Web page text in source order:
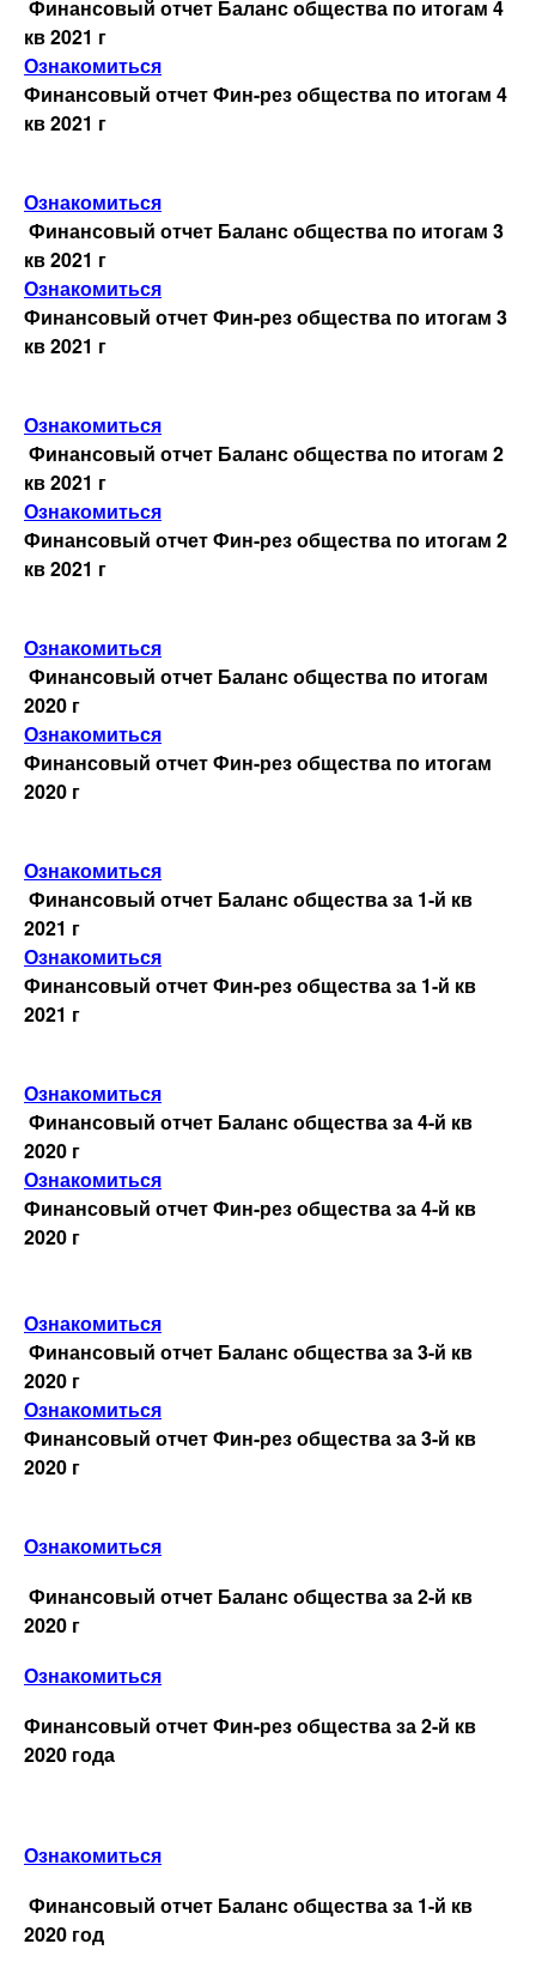
Финансовый отчет Баланс общества по итогам 4
кв 2021 г
Ознакомиться
Финансовый отчет Фин-рез общества по итогам 4
кв 2021 г
Ознакомиться
Финансовый отчет Баланс общества по итогам 3
кв 2021 г
Ознакомиться
Финансовый отчет Фин-рез общества по итогам 3
кв 2021 г
Ознакомиться
Финансовый отчет Баланс общества по итогам 2
кв 2021 г
Ознакомиться
Финансовый отчет Фин-рез общества по итогам 2
кв 2021 г
Ознакомиться
Финансовый отчет Баланс общества по итогам
2020 г
Ознакомиться
Финансовый отчет Фин-рез общества по итогам
2020 г
Ознакомиться
Финансовый отчет Баланс общества за 1-й кв
2021 г
Ознакомиться
Финансовый отчет Фин-рез общества за 1-й кв
2021 г
Ознакомиться
Финансовый отчет Баланс общества за 4-й кв
2020 г
Ознакомиться
Финансовый отчет Фин-рез общества за 4-й кв
2020 г
Ознакомиться
Финансовый отчет Баланс общества за 3-й кв
2020 г
Ознакомиться
Финансовый отчет Фин-рез общества за 3-й кв
2020 г
Ознакомиться
Финансовый отчет Баланс общества за 2-й кв
2020 г
Ознакомиться
Финансовый отчет Фин-рез общества за 2-й кв
2020 года
Ознакомиться
Финансовый отчет Баланс общества за 1-й кв
2020 год